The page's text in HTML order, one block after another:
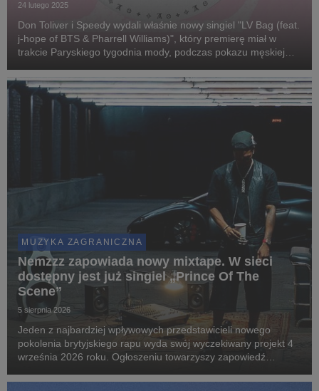
24 lutego 2025
Don Toliver i Speedy wydali właśnie nowy singiel "LV Bag (feat.
j-hope of BTS & Pharrell Williams)", który premierę miał w
trakcie Paryskiego tygodnia mody, podczas pokazu męskiej
jest Pharrell.
MUZYKA ZAGRANICZNA
Nemzzz zapowiada nowy mixtape. W sieci
dostępny jest już singiel „Prince Of The
Scene”
5 sierpnia 2026
Jeden z najbardziej wpływowych przedstawicieli nowego
pokolenia brytyjskiego rapu wyda swój wyczekiwany projekt 4
września 2026 roku. Ogłoszeniu towarzyszy zapowiedź